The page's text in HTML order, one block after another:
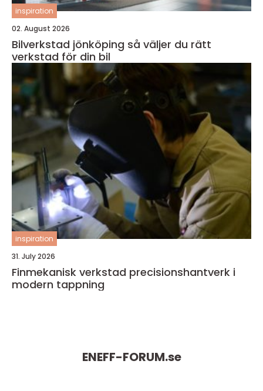
inspiration
02. August 2026
Bilverkstad jönköping så väljer du rätt
verkstad för din bil
inspiration
31. July 2026
Finmekanisk verkstad precisionshantverk i
modern tappning
ENEFF-FORUM.se